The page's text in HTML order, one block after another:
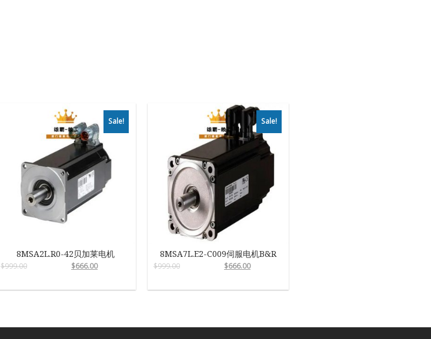
Sale!
8MSA2L.R0-42贝加莱电机
$999.00 $666.00
Sale!
8MSA7L.E2-C009伺服电机B&R
$999.00 $666.00